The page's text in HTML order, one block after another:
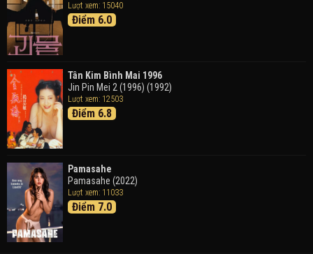
Lượt xem: 15040
Điểm 6.0
Tân Kim Bình Mai 1996
Jin Pin Mei 2 (1996) (1992)
Lượt xem: 12503
Điểm 6.8
Pamasahe
Pamasahe (2022)
Lượt xem: 11033
Điểm 7.0